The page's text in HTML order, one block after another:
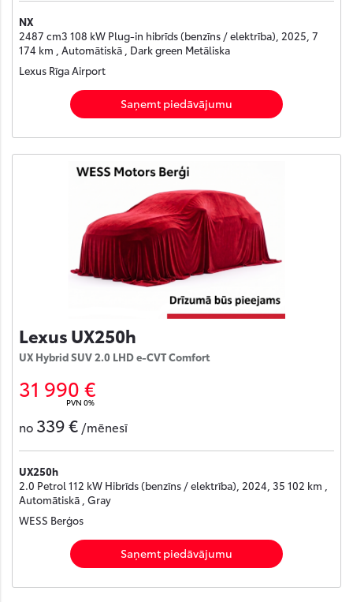
NX
2487 cm3 108 kW Plug-in hibrīds (benzīns / elektrība), 2025, 7
174 km , Automātiskā , Dark green Metāliska
Lexus Rīga Airport
Saņemt piedāvājumu
Lexus UX250h
UX Hybrid SUV 2.0 LHD e-CVT Comfort
31 990 €
PVN 0%
no 339 € /mēnesī
UX250h
2.0 Petrol 112 kW Hibrīds (benzīns / elektrība), 2024, 35 102 km ,
Automātiskā , Gray
WESS Berģos
Saņemt piedāvājumu